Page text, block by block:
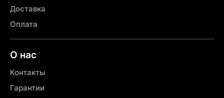
Доставка
Оплата
О нас
Контакты
Гарантии